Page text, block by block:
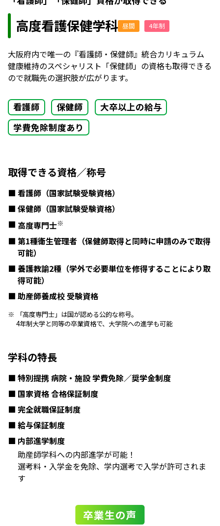
高度看護保健学科 昼間 4年制
大阪府内で唯一の『看護師・保健師』統合カリキュラム
健康維持のスペシャリスト「保健師」の資格も取得できる
ので就職先の選択肢が広がります。
看護師 保健師
大卒以上の給与
学費免除制度あり
取得できる資格／称号
看護師（国家試験受験資格）
保健師（国家試験受験資格）
高度専門士※
第1種衛生管理者（保健師取得と同時に申請のみで取得
可能）
養護教諭2種（学外で必要単位を修得することにより取
得可能）
助産師養成校 受験資格
「高度専門士」は国が認める公的な称号。
4年制大学と同等の卒業資格で、大学院への進学も可能
学科の特長
特別提携 病院・施設 学費免除／奨学金制度
国家資格 合格保証制度
完全就職保証制度
給与保証制度
内部進学制度
助産師学科への内部進学が可能！
選考料・入学金を免除、学内選考で入学が許可されま
す
卒業生の声